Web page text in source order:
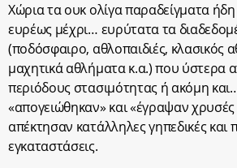
Χώρια τα ουκ ολίγα παραδείγματα
ευρέως μέχρι… ευρύτατα τα
(ποδόσφαιρο, αθλοπαιδιές, κλασικός
μαχητικά αθλήματα κ.α.) που ύστερα
περιόδους στασιμότητας ή ακόμη
«απογειώθηκαν» και «έγραψαν χρυσές
απέκτησαν κατάλληλες γηπεδικές και
εγκαταστάσεις.